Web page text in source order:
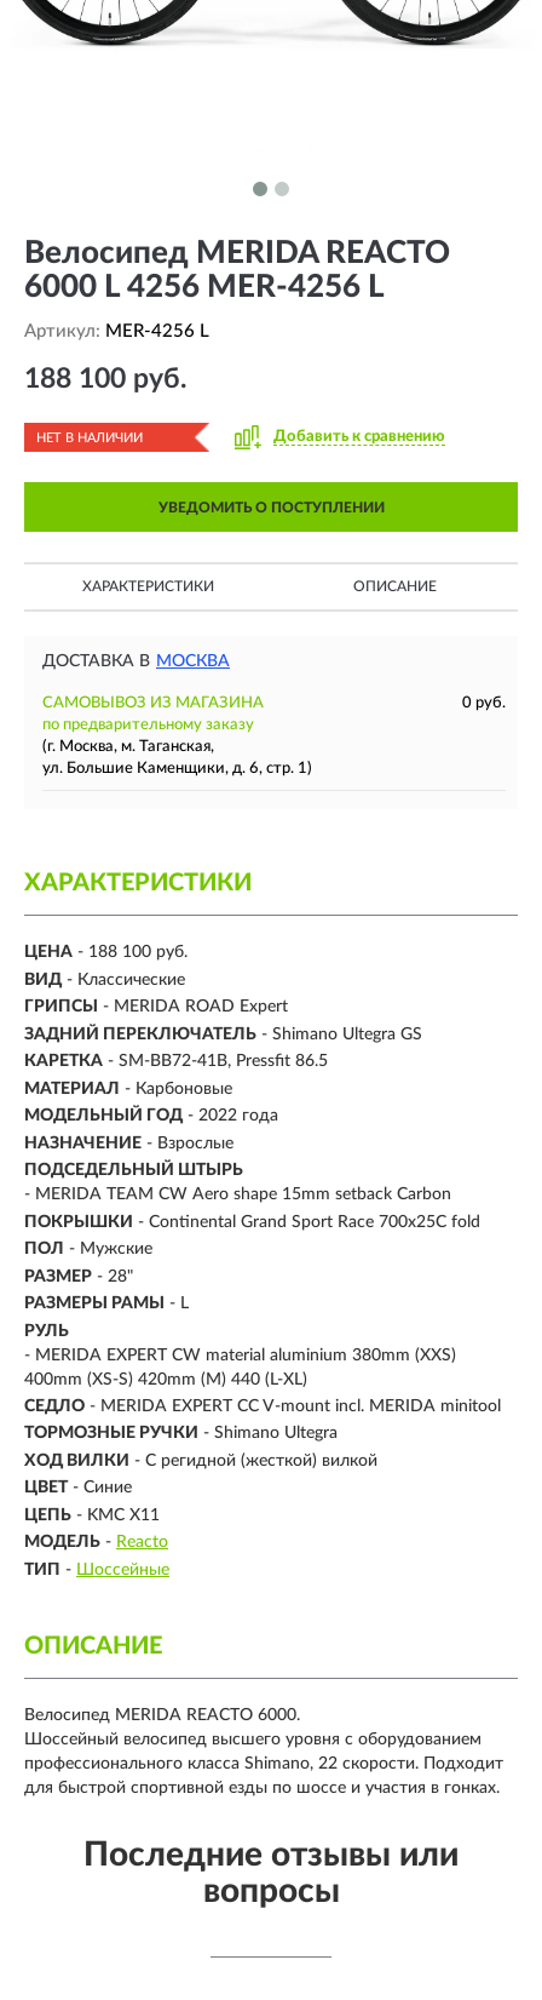
Велосипед MERIDA REACTO
6000 L 4256 MER-4256 L
Артикул: MER-4256 L
188 100 руб.
НЕТ В НАЛИЧИИ Добавить к сравнению
УВЕДОМИТЬ О ПОСТУПЛЕНИИ
ХАРАКТЕРИСТИКИ ОПИСАНИЕ
ДОСТАВКА В МОСКВА
САМОВЫВОЗ ИЗ МАГАЗИНА
0 руб.
по предварительному заказу
(г. Москва, м. Таганская,
ул. Большие Каменщики, д. 6, стр. 1)
ХАРАКТЕРИСТИКИ
ЦЕНА - 188 100 руб.
ВИД - Классические
ГРИПСЫ
- MERIDA ROAD Expert
ЗАДНИЙ ПЕРЕКЛЮЧАТЕЛЬ - Shimano Ultegra GS
КАРЕТКА - SM-BB72-41B, Pressfit 86.5
МАТЕРИАЛ - Карбоновые
МОДЕЛЬНЫЙ ГОД - 2022 года
НАЗНАЧЕНИЕ - Взрослые
ПОДСЕДЕЛЬНЫЙ ШТЫРЬ
- MERIDA TEAM CW Aero shape 15mm setback Carbon
ПОКРЫШКИ - Continental Grand Sport Race 700x25C fold
ПОЛ - Мужские
РАЗМЕР - 28"
РАЗМЕРЫ РАМЫ
- L
РУЛЬ
- MERIDA EXPERT CW material aluminium 380mm (XXS)
400mm (XS-S) 420mm (M) 440 (L-XL)
СЕДЛО - MERIDA EXPERT CC V-mount incl. MERIDA minitool
ТОРМОЗНЫЕ РУЧКИ - Shimano Ultegra
ХОД ВИЛКИ - С регидной (жесткой) вилкой
ЦВЕТ - Синие
ЦЕПЬ - KMC X11
МОДЕЛЬ - Reacto
ТИП - Шоссейные
ОПИСАНИЕ
Велосипед MERIDA REACTO 6000.
Шоссейный велосипед высшего уровня с оборудованием
профессионального класса Shimano, 22 скорости. Подходит
для быстрой спортивной езды по шоссе и участия в гонках.
Последние отзывы или
вопросы